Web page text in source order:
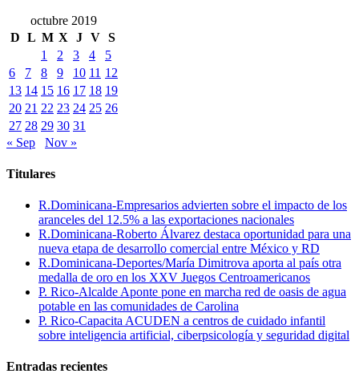
octubre 2019
D L M X J V S
1
2 3 4
5
6
7 8 9 10 11 12
13 14 15 16 17 18 19
20 21 22 23 24 25 26
27 28 29 30 31
« Sep
Nov »
Titulares
R.Dominicana-Empresarios advierten sobre el impacto de los
aranceles del 12.5% a las exportaciones nacionales
R.Dominicana-Roberto Álvarez destaca oportunidad para una
nueva etapa de desarrollo comercial entre México y RD
R.Dominicana-Deportes/María Dimitrova aporta al país otra
medalla de oro en los XXV Juegos Centroamericanos
P. Rico-Alcalde Aponte pone en marcha red de oasis de agua
potable en las comunidades de Carolina
P. Rico-Capacita ACUDEN a centros de cuidado infantil
sobre inteligencia artificial, ciberpsicología y seguridad digital
Entradas recientes